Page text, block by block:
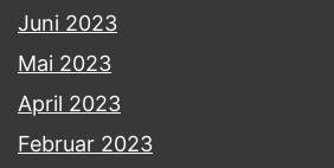
Juni 2023
Mai 2023
April 2023
Februar 2023